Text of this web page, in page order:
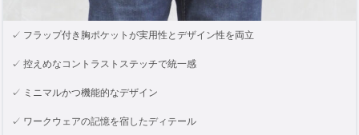
✓ フラップ付き胸ポケットが実用性とデザイン性を両立
✓ 控えめなコントラストステッチで統一感
✓ ミニマルかつ機能的なデザイン
✓ ワークウェアの記憶を宿したディテール